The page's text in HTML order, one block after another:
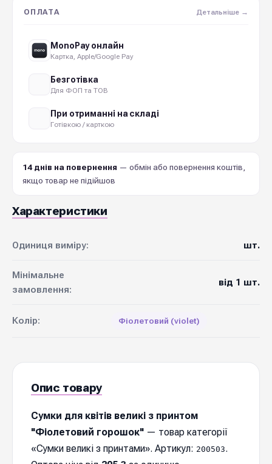
ОПЛАТА Детальніше →
MonoPay онлайн
Картка, Apple/Google Pay
Безготівка
Для ФОП та ТОВ
При отриманні на складі
Готівкою / карткою
14 днів на повернення — обмін або повернення коштів,
якщо товар не підійшов
Характеристики
Одиниця виміру: шт.
Мінімальне
замовлення:
від 1 шт.
Колір: Фіолетовий (violet)
Опис товару
Сумки для квітів великі з принтом
"Фіолетовий горошок" — товар категорії
«Сумки великі з принтами». Артикул: 200503.